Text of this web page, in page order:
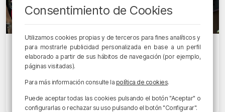
EGUNON MAGAZINE
Bilbao Bizkaia Harro vuelve del
Europride de Belgrado: «Nos llamaron
sodomitas, como volver a los 80»
20/09/2022 • 11:25 • RADIO POPULAR - HERRI IRRATIA
Consentimiento de Cookies
Utilizamos cookies propias y de terceros para fines analíticos y
para mostrarle publicidad personalizada en base a un perfil
elaborado a partir de sus hábitos de navegación (por ejemplo,
páginas visitadas).
Para más información consulte la política de cookies.
Puede aceptar todas las cookies pulsando el botón "Aceptar" o
configurarlas o rechazar su uso pulsando el botón "Configurar".